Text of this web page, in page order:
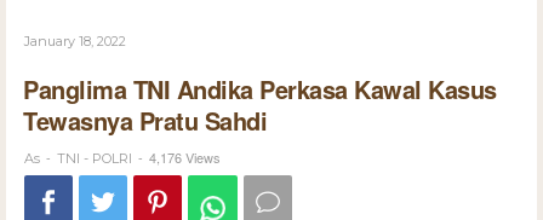
January 18, 2022
Panglima TNI Andika Perkasa Kawal Kasus
Tewasnya Pratu Sahdi
As - TNI - POLRI - 4,176 Views